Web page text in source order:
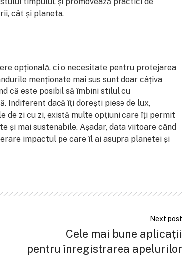
timpului, și promovează practici de
cât și planeta.
opțională, ci o necesitate pentru protejarea
menționate mai sus sunt doar câțiva
că este posibil să îmbini stilul cu
Indiferent dacă îți dorești piese de lux,
de zi cu zi, există multe opțiuni care îți permit
și mai sustenabile. Așadar, data viitoare când
impactul pe care îl ai asupra planetei și
Next post
Cele mai bune aplicații
pentru înregistrarea apelurilor